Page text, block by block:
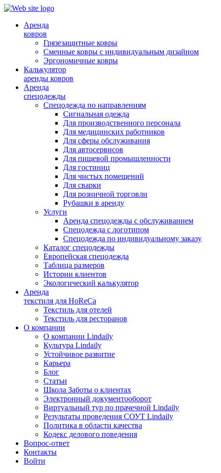
Аренда
ковров
Грязезащитные ковры
Сменные ковры с индивидуальным дизайном
Эргономичные ковры
Калькулятор
аренды ковров
Аренда
спецодежды
Спецодежда по направлениям
Сигнальная одежда
Для производственного персонала
Для медицинских работников
Для сферы обслуживания
Для автосервисов
Для пищевой промышленности
Для гостиниц
Для чистых помещений
Для сварки
Для розничной торговли
Рубашки в аренду
Услуги
Аренда спецодежды с обслуживанием
Спецодежда с логотипом
Спецодежда по индивидуальному заказу
Каталог спецодежды
Европейская спецодежда
Таблица размеров
Истории клиентов
Экологический калькулятор
Аренда
текстиля для HoReCa
Текстиль для отелей
Текстиль для ресторанов
О компании
О компании Lindaily
Культура Lindaily
Устойчивое развитие
Карьера
Блог
Статьи
Школа Заботы о клиентах
Электронный документооборот
Виртуальный тур по прачечной Lindaily
Результаты проведения СОУТ Lindaily
Политика в области качества
Кодекс делового поведения
Вопрос-ответ
Контакты
Войти